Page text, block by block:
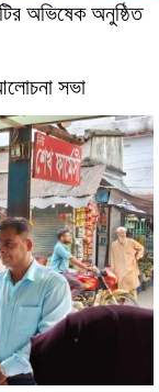
অভিষেক অনুষ্ঠিত
সভা